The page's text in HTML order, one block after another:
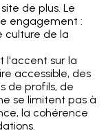
de plus. Le
engagement :
culture de la
l'accent sur la
accessible, des
de profils, de
se limitent pas à
la cohérence